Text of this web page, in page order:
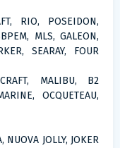
RIO, POSEIDON,
MLS, GALEON,
SEARAY, FOUR
MALIBU, B2
OCQUETEAU,
JOLLY, JOKER